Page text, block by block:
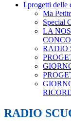
I progetti delle
Ma
Special
LA
RADIO
RADIO